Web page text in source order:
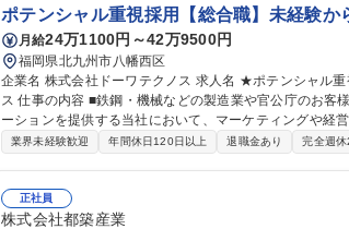
ポテンシャル重視採用【総合職】未経験
月給24万1100円～42万9500円
福岡県北九州市八幡西区
企業名 株式会社ドーワテクノス 求人名 ★ポテンシャル重視採用【総合職】未経験からビジネススキルUPチャン
ス 仕事の内容 ■鉄鋼・機械などの製造業や官公庁のお客様に向け、産業機器の販売～更新まで、総合的なソリュ
ーションを提供する当社において、マーケティングや経営
務例】※スキル/経験に合わせて、できる業務からお任
理 ■リスク管理および対策の検討・実施 募集職種 ★ポテンシャル重視採用【総合職】未経験からビジネススキル
UPチャンス
業界未経験歓迎 年間休日120日以上 退職金あり 完全週休
正社員
株式会社都築産業